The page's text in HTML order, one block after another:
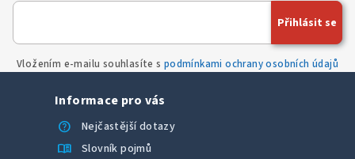
Vložením e-mailu souhlasíte s podmínkami ochrany osobních údajů
Přihlásit se
Informace pro vás
help
Nejčastější dotazy
menu_book Slovník pojmů